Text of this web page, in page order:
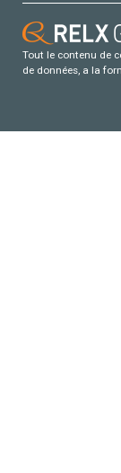
Tout le contenu de
de données, a la